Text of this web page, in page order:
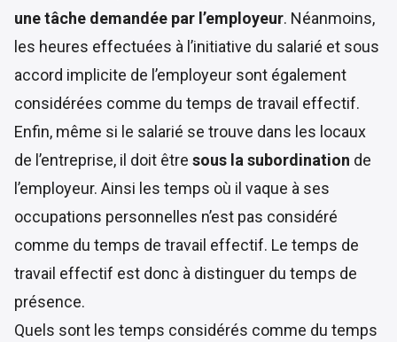
une tâche demandée par l’employeur. Néanmoins,
les heures effectuées à l’initiative du salarié et sous
accord implicite de l’employeur sont également
considérées comme du temps de travail effectif.
Enfin, même si le salarié se trouve dans les locaux
de l’entreprise, il doit être sous la subordination de
l’employeur. Ainsi les temps où il vaque à ses
occupations personnelles n’est pas considéré
comme du temps de travail effectif. Le temps de
travail effectif est donc à distinguer du temps de
présence.
Quels sont les temps considérés comme du temps